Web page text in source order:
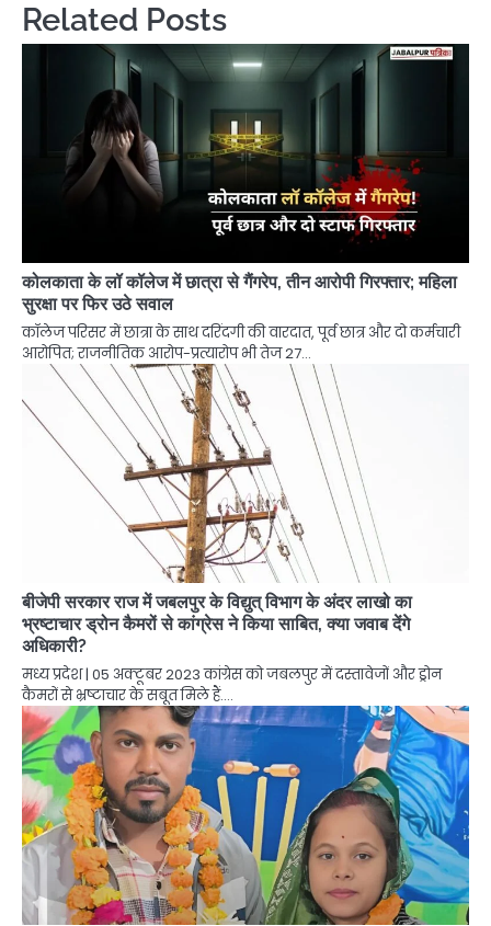
Related Posts
कोलकाता के लॉ कॉलेज में छात्रा से गैंगरेप, तीन आरोपी गिरफ्तार; महिला
सुरक्षा पर फिर उठे सवाल
कॉलेज परिसर में छात्रा के साथ दरिंदगी की वारदात, पूर्व छात्र और दो कर्मचारी
आरोपित; राजनीतिक आरोप-प्रत्यारोप भी तेज 27…
बीजेपी सरकार राज में जबलपुर के विद्युत् विभाग के अंदर लाखो का
भ्रष्टाचार ड्रोन कैमरों से कांग्रेस ने किया साबित, क्या जवाब देंगे
अधिकारी?
मध्य प्रदेश | 05 अक्टूबर 2023 कांग्रेस को जबलपुर में दस्तावेजों और ड्रोन
कैमरों से भ्रष्टाचार के सबूत मिले हैं.…